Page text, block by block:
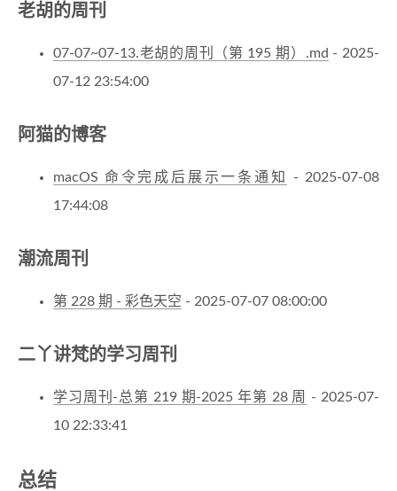
老胡的周刊
07-07~07-13.老胡的周刊（第 195 期）.md - 2025-
07-12 23:54:00
阿猫的博客
macOS 命令完成后展示一条通知
- 2025-07-08
17:44:08
潮流周刊
第 228 期 - 彩色天空 - 2025-07-07 08:00:00
二丫讲梵的学习周刊
学习周刊-总第 219 期-2025 年第 28 周
- 2025-07-
10 22:33:41
总结